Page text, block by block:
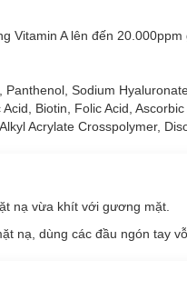
Vitamin A lên đến
Sodium
Biotin, Folic Acid,
Acrylate Crosspolymer,
nạ vừa khít với gương mặt.
nạ, dùng các đầu ngón tay